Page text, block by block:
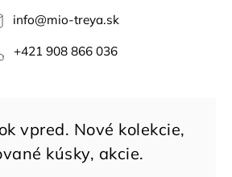
info@mio-treya.sk
+421 908 866 036